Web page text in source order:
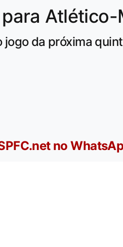
Atlético-
jogo da próxima
no